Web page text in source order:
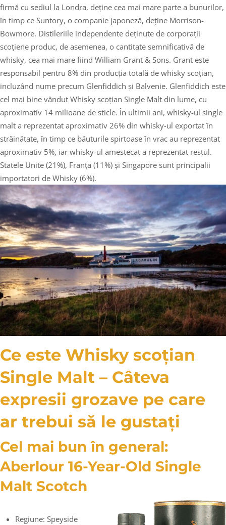
firmă cu sediul la Londra, deține cea mai mare parte a bunurilor,
în timp ce Suntory, o companie japoneză, deține Morrison-
Bowmore. Distileriile independente deținute de corporații
scoțiene produc, de asemenea, o cantitate semnificativă de
whisky, cea mai mare fiind William Grant & Sons. Grant este
responsabil pentru 8% din producția totală de whisky scoțian,
incluzând nume precum Glenfiddich și Balvenie. Glenfiddich este
cel mai bine vândut Whisky scoțian Single Malt din lume, cu
aproximativ 14 milioane de sticle. În ultimii ani, whisky-ul single
malt a reprezentat aproximativ 26% din whisky-ul exportat în
străinătate, în timp ce băuturile spirtoase în vrac au reprezentat
aproximativ 5%, iar whisky-ul amestecat a reprezentat restul.
Statele Unite (21%), Franța (11%) și Singapore sunt principalii
importatori de Whisky (6%).
Ce este Whisky scoțian
Single Malt – Câteva
expresii grozave pe care
ar trebui să le gustați
Cel mai bun în general:
Aberlour 16-Year-Old Single
Malt Scotch
Regiune: Speyside